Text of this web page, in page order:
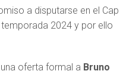
a disputarse en el Cap
2024 y por ello
oferta formal a Bruno